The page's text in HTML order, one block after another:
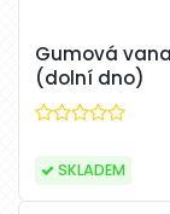
Gumová
(dolní dno)
SKLADEM